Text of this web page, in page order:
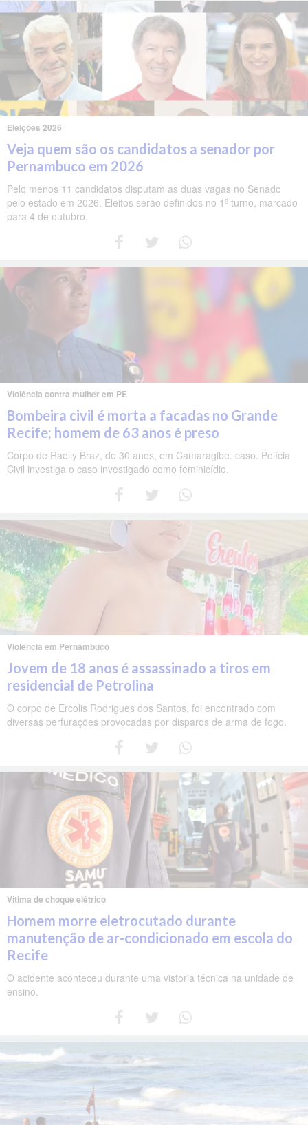
Eleições 2026
Veja quem são os candidatos a senador por
Pernambuco em 2026
Pelo menos 11 candidatos disputam as duas vagas no Senado
pelo estado em 2026. Eleitos serão definidos no 1º turno, marcado
para 4 de outubro.
Violência contra mulher em PE
Bombeira civil é morta a facadas no Grande
Recife; homem de 63 anos é preso
Corpo de Raelly Braz, de 30 anos, em Camaragibe. caso. Polícia
Civil investiga o caso investigado como feminicídio.
Violência em Pernambuco
Jovem de 18 anos é assassinado a tiros em
residencial de Petrolina
O corpo de Ercolis Rodrigues dos Santos, foi encontrado com
diversas perfurações provocadas por disparos de arma de fogo.
Vítima de choque elétrico
Homem morre eletrocutado durante
manutenção de ar-condicionado em escola do
Recife
O acidente aconteceu durante uma vistoria técnica na unidade de
ensino.